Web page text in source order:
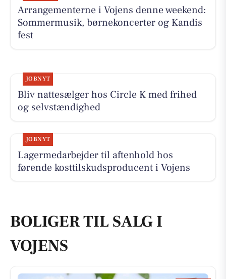
Arrangementerne i Vojens denne weekend:
Sommermusik, børnekoncerter og Kandis
fest
JOBNYT
Bliv nattesælger hos Circle K med frihed
og selvstændighed
JOBNYT
Lagermedarbejder til aftenhold hos
førende kosttilskudsproducent i Vojens
BOLIGER TIL SALG I
VOJENS